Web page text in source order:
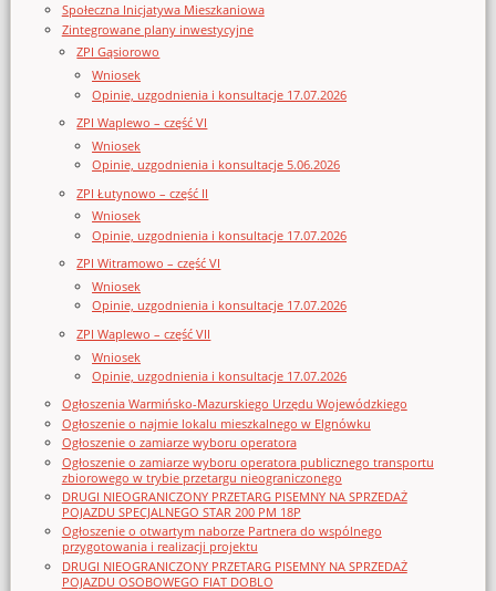
Społeczna Inicjatywa Mieszkaniowa
Zintegrowane plany inwestycyjne
ZPI Gąsiorowo
Wniosek
Opinie, uzgodnienia i konsultacje 17.07.2026
ZPI Waplewo – część VI
Wniosek
Opinie, uzgodnienia i konsultacje 5.06.2026
ZPI Łutynowo – część II
Wniosek
Opinie, uzgodnienia i konsultacje 17.07.2026
ZPI Witramowo – część VI
Wniosek
Opinie, uzgodnienia i konsultacje 17.07.2026
ZPI Waplewo – część VII
Wniosek
Opinie, uzgodnienia i konsultacje 17.07.2026
Ogłoszenia Warmińsko-Mazurskiego Urzędu Wojewódzkiego
Ogłoszenie o najmie lokalu mieszkalnego w Elgnówku
Ogłoszenie o zamiarze wyboru operatora
Ogłoszenie o zamiarze wyboru operatora publicznego transportu
zbiorowego w trybie przetargu nieograniczonego
DRUGI NIEOGRANICZONY PRZETARG PISEMNY NA SPRZEDAŻ
POJAZDU SPECJALNEGO STAR 200 PM 18P
Ogłoszenie o otwartym naborze Partnera do wspólnego
przygotowania i realizacji projektu
DRUGI NIEOGRANICZONY PRZETARG PISEMNY NA SPRZEDAŻ
POJAZDU OSOBOWEGO FIAT DOBLO